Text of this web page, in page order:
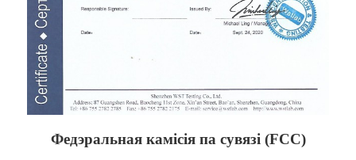
Федэральная камісія па сувязі (FCC)